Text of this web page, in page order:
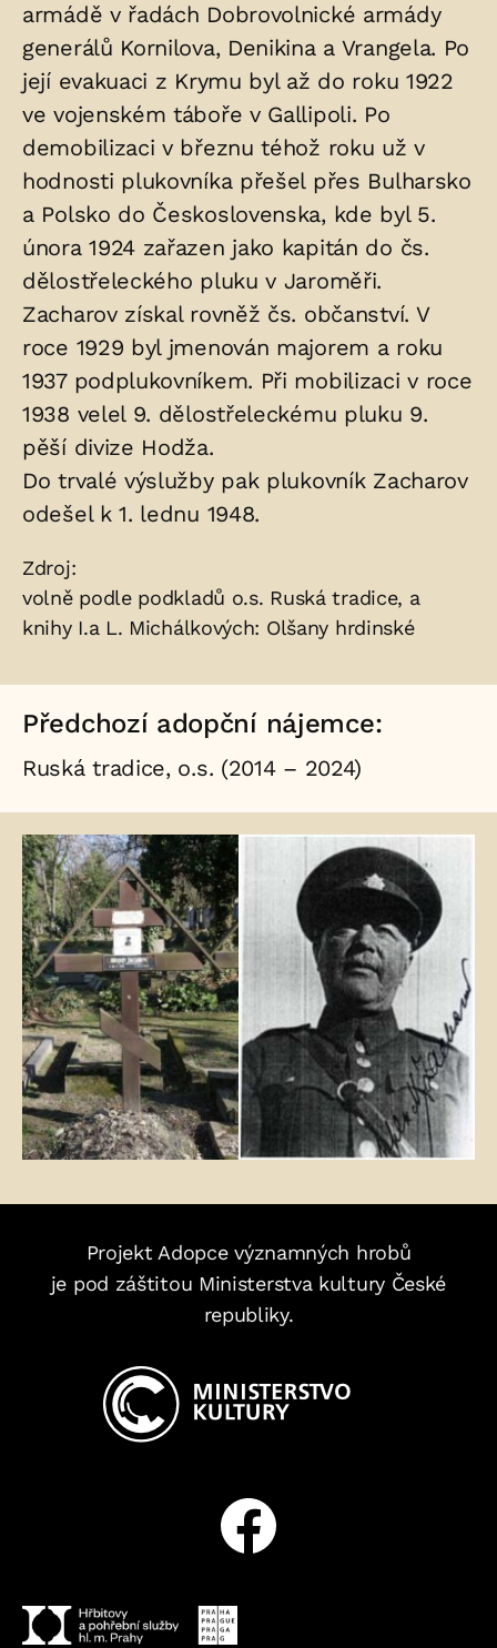
armádě v řadách Dobrovolnické armády
generálů Kornilova, Denikina a Vrangela. Po
její evakuaci z Krymu byl až do roku 1922
ve vojenském táboře v Gallipoli. Po
demobilizaci v březnu téhož roku už v
hodnosti plukovníka přešel přes Bulharsko
a Polsko do Československa, kde byl 5.
února 1924 zařazen jako kapitán do čs.
dělostřeleckého pluku v Jaroměři.
Zacharov získal rovněž čs. občanství. V
roce 1929 byl jmenován majorem a roku
1937 podplukovníkem. Při mobilizaci v roce
1938 velel 9. dělostřeleckému pluku 9.
pěší divize Hodža.
Do trvalé výslužby pak plukovník Zacharov
odešel k 1. lednu 1948.
Zdroje:
Zdroj:
volně podle podkladů o.s. Ruská tradice, a
knihy I.a L. Michálkových: Olšany hrdinské
Předchozí adopční nájemce:
Ruská tradice, o.s. (2014 – 2024)
Fotogalerie:
Projekt Adopce významných hrobů
je pod záštitou Ministerstva kultury České
republiky.
Facebook